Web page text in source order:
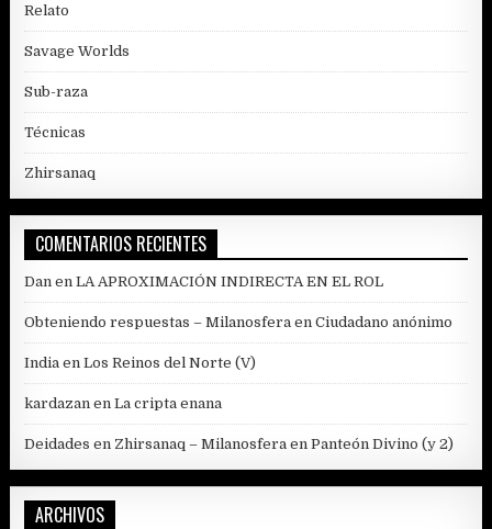
Relato
Savage Worlds
Sub-raza
Técnicas
Zhirsanaq
COMENTARIOS RECIENTES
Dan enLA APROXIMACIÓN INDIRECTA EN EL ROL
Obteniendo respuestas – Milanosfera enCiudadano anónimo
India enLos Reinos del Norte (V)
kardazan enLa cripta enana
Deidades en Zhirsanaq – Milanosfera enPanteón Divino (y 2)
ARCHIVOS